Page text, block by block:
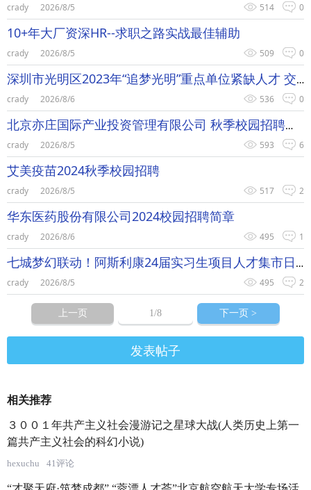
0
514
crady 2026/8/5
10+年大厂资深HR--求职之路实战最佳辅助
0
509
crady 2026/8/5
深圳市光明区2023年“追梦光明”重点单位紧缺人才 交流会—12月14日北京站
0
536
crady 2026/8/6
北京亦庄国际产业投资管理有限公司 秋季校园招聘简章
6
593
crady 2026/8/5
艾美疫苗2024秋季校园招聘
2
517
crady 2026/8/5
华东医药股份有限公司2024校园招聘简章
1
495
crady 2026/8/6
七城梦幻联动！阿斯利康24届实习生项目人才集市日活动报名正式启动！
2
495
crady 2026/8/5
上一页 1/8 下一页 >
发表帖子
相关推荐
３００１年共产主义社会漫游记之星球大战(人类历史上第一
篇共产主义社会的科幻小说)
hexuchu 41评论